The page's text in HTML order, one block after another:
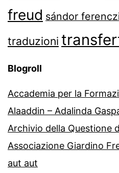
freud sándor
traduzioni
Blogroll
Accademia per la
Alaaddin – Adalinda
Archivio della Questione
Associazione Giardino
aut aut